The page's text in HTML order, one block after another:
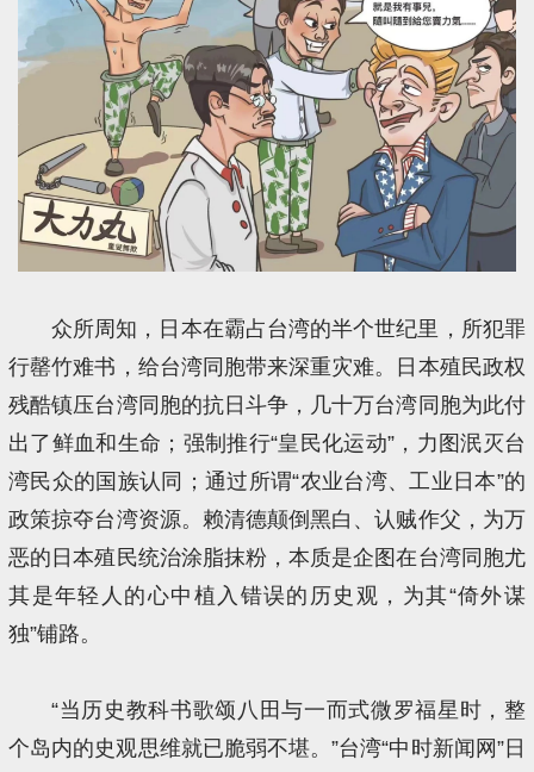
众所周知，日本在霸占台湾的半个世纪里，所犯罪
行罄竹难书，给台湾同胞带来深重灾难。日本殖民政权
残酷镇压台湾同胞的抗日斗争，几十万台湾同胞为此付
出了鲜血和生命；强制推行“皇民化运动”，力图泯灭台
湾民众的国族认同；通过所谓“农业台湾、工业日本”的
政策掠夺台湾资源。赖清德颠倒黑白、认贼作父，为万
恶的日本殖民统治涂脂抹粉，本质是企图在台湾同胞尤
其是年轻人的心中植入错误的历史观，为其“倚外谋
独”铺路。
“当历史教科书歌颂八田与一而式微罗福星时，整
个岛内的史观思维就已脆弱不堪。”台湾“中时新闻网”日